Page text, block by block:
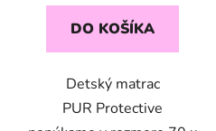
DO KOŠÍKA
Detský matrac
PUR Protective